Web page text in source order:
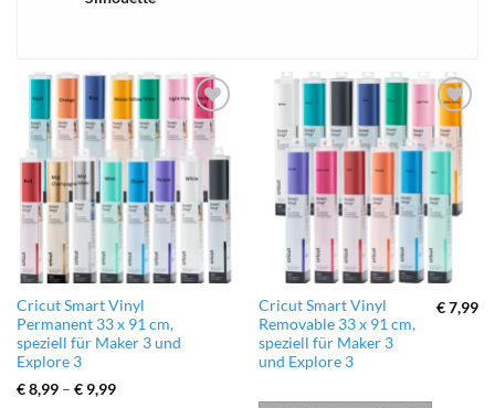
zur
Wunschliste
hinzufügen
Cricut Smart Vinyl
Permanent 33 x 91 cm,
speziell für Maker 3 und
Explore 3
€8,99– €9,99
Dieses
Produkt
weist
mehrere
Varianten
zur
Wunschliste
Cricut Smart Vinyl
Removable 33 x 91 cm,
speziell für Maker 3
und Explore 3
€7,99
Dieses
Produkt
weist
mehrere